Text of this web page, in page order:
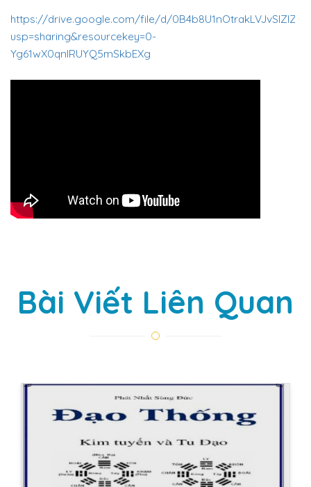
https://drive.google.com/file/d/
usp=sharing&resourcekey=0-
Yg61wX0qnIRUYQ5mSkbEXg
Bài Viết Liên Quan